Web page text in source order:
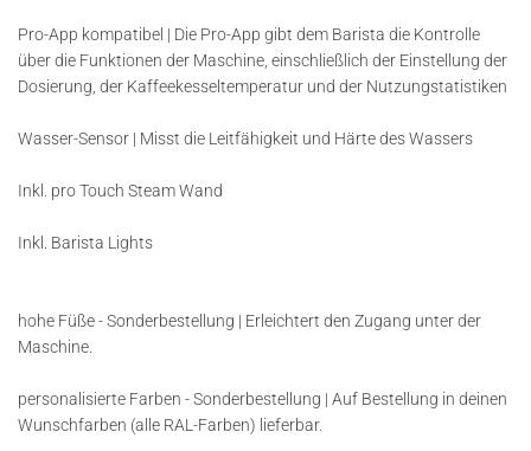
Pro-App kompatibel | Die Pro-App gibt dem Barista die Kontrolle
über die Funktionen der Maschine, einschließlich der Einstellung der
Dosierung, der Kaffeekesseltemperatur und der Nutzungstatistiken
Wasser-Sensor | Misst die Leitfähigkeit und Härte des Wassers
Inkl. pro Touch Steam Wand
Inkl. Barista Lights
hohe Füße - Sonderbestellung | Erleichtert den Zugang unter der
Maschine.
personalisierte Farben - Sonderbestellung | Auf Bestellung in deinen
Wunschfarben (alle RAL-Farben) lieferbar.